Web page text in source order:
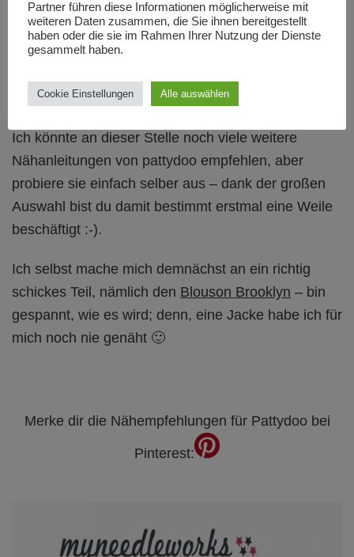
ä. zu nähen – dann kannst du die Lunchbag einfach
mit einem feuchten Lappen auswischen.
Ich könnte an dieser Stelle noch viele weitere
Nähanleitungen von pattydoo empfehlen, aber
probiere sie einfach selber aus – dank der großen
Auswahl bist du damit bestimmt erstmal eine Weile
beschäftigt :-).
Ich selbst mache mich demnächst an ein richtig
schickes Teil, nämlich den Blouson Brooklyn – bin
gespannt, wie es wird; denn, eine Jacke habe ich für
mich noch nie genäht 🙂
Merke dir die Nähempfehlungen für Pattydoo bei
Pinterest:
Partner führen diese Informationen möglicherweise mit
weiteren Daten zusammen, die Sie ihnen bereitgestellt
haben oder die sie im Rahmen Ihrer Nutzung der Dienste
gesammelt haben.
Cookie Einstellungen Alle auswählen